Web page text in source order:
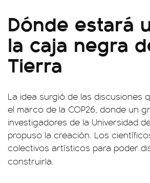
Dónde estará
la caja negra
Tierra
La idea surgió de las discusiones
el marco de la COP26, donde un
investigadores de la Universidad
propuso la creación. Los
colectivos artísticos para poder
construirla.